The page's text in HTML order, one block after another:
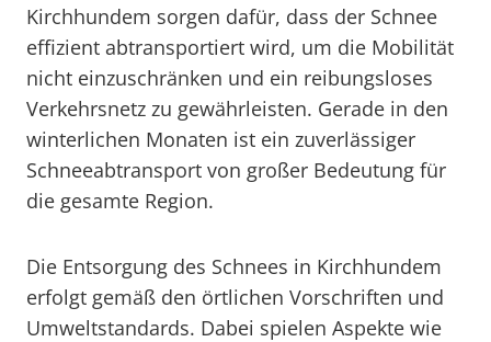
Kirchhundem sorgen dafür, dass der Schnee
effizient abtransportiert wird, um die Mobilität
nicht einzuschränken und ein reibungsloses
Verkehrsnetz zu gewährleisten. Gerade in den
winterlichen Monaten ist ein zuverlässiger
Schneeabtransport von großer Bedeutung für
die gesamte Region.
Die Entsorgung des Schnees in Kirchhundem
erfolgt gemäß den örtlichen Vorschriften und
Umweltstandards. Dabei spielen Aspekte wie